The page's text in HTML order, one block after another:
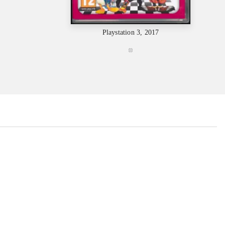
Playstation 3, 2017